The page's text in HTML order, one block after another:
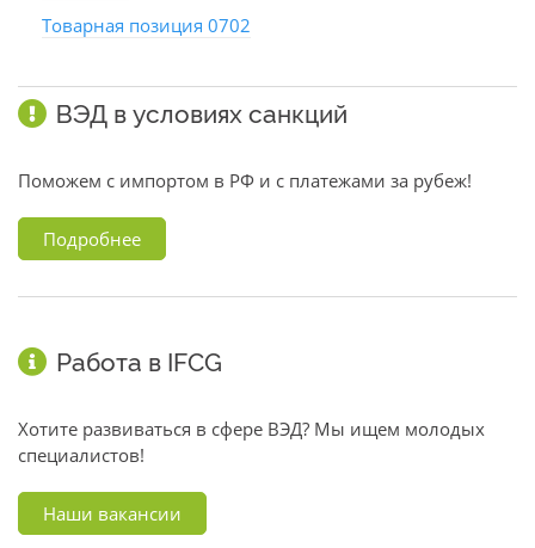
Товарная позиция 0702
ВЭД в условиях санкций
Поможем с импортом в РФ и с платежами за рубеж!
Подробнее
Работа в IFCG
Хотите развиваться в сфере ВЭД? Мы ищем молодых
специалистов!
Наши вакансии